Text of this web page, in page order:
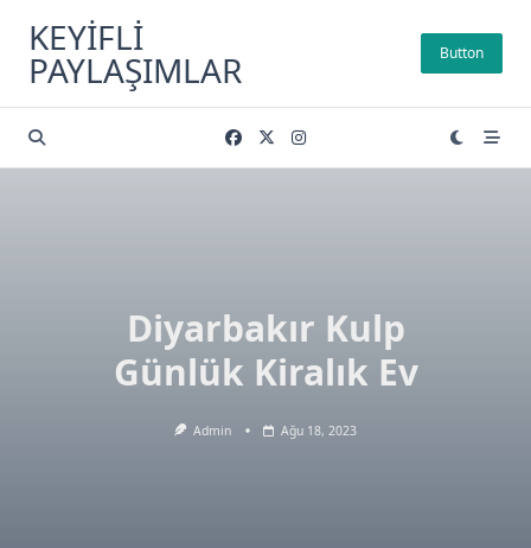
content
KEYIFLI
PAYLAŞIMLAR Button
Diyarbakır Kulp
Günlük Kiralık Ev
Admin Ağu 18, 2023